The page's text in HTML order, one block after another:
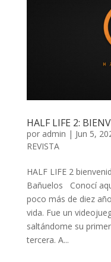
HALF LIFE 2:
por admin | Jun 5,
REVISTA
HALF LIFE 2
Bañuelos Conocí
poco más de diez
vida. Fue un
saltándome su
tercera. A...